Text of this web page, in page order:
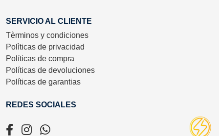
SERVICIO AL CLIENTE
Tèrminos y condiciones
Polìticas de privacidad
Políticas de compra
Políticas de devoluciones
Políticas de garantias
REDES SOCIALES